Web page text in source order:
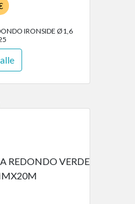
IRONSIDE Ø1,6